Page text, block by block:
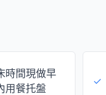
時間現做早
用餐托盤
✓